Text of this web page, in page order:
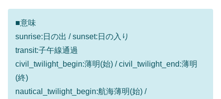
■意味
sunrise:日の出 / sunset:日の入り
transit:子午線通過
civil_twilight_begin:薄明(始) / civil_twilight_end:薄明
(終)
nautical_twilight_begin:航海薄明(始) /